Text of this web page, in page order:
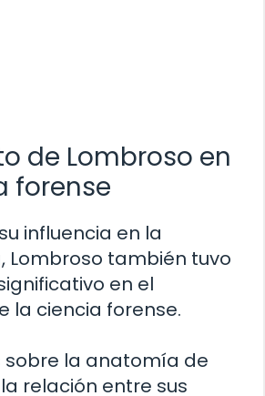
de Lombroso en
forense
influencia en la
Lombroso también tuvo
en el
la ciencia forense.
sobre la anatomía de
relación entre sus